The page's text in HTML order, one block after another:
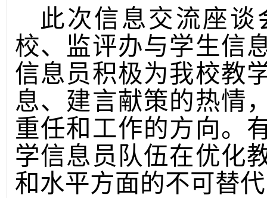
此次信息交流座
校、监评办与学生信
信息员积极为我校教
息、建言献策的热情
重任和工作的方向。
学信息员队伍在优化
和水平方面的不可替